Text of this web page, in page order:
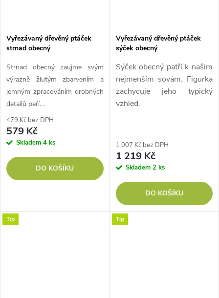
Vyřezávaný dřevěný ptáček
strnad obecný
Strnad obecný zaujme svým
výrazně žlutým zbarvením a
jemným zpracováním drobných
detailů peří.…
479 Kč bez DPH
579 Kč
Skladem 4 ks
DO KOŠÍKU
Vyřezávaný dřevěný ptáček
sýček obecný
Sýček obecný patří k našim
nejmenším sovám. Figurka
zachycuje jeho typický
vzhled.
1 007 Kč bez DPH
1 219 Kč
Skladem 2 ks
DO KOŠÍKU
Tip Tip